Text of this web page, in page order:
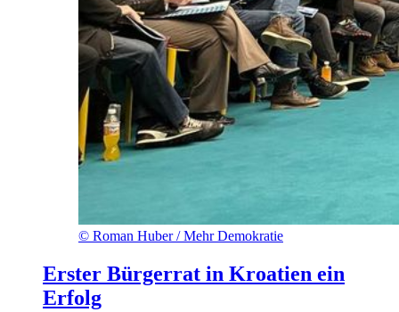
© Roman Huber / Mehr Demokratie
Erster Bürgerrat in Kroatien ein
Erfolg